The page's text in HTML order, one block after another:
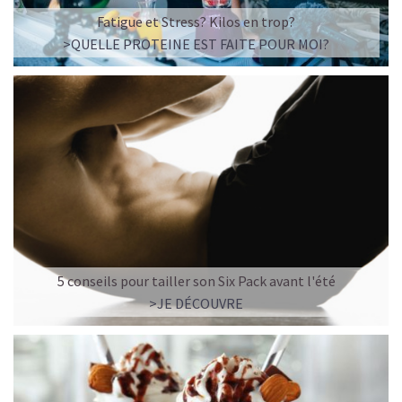
☕ LATTE MACCHIATO GLACÉ
Fatigue et Stress? Kilos en trop?
>QUELLE PROTEINE EST FAITE POUR MOI?
5 conseils pour tailler son Six Pack avant l'été
>JE DÉCOUVRE